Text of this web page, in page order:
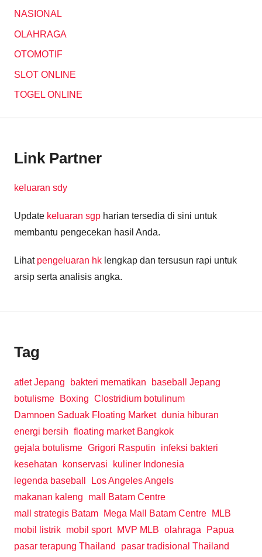
NASIONAL
OLAHRAGA
OTOMOTIF
SLOT ONLINE
TOGEL ONLINE
Link Partner
keluaran sdy
Update keluaran sgp harian tersedia di sini untuk
membantu pengecekan hasil Anda.
Lihat pengeluaran hk lengkap dan tersusun rapi untuk
arsip serta analisis angka.
Tag
atlet Jepang bakteri mematikan
baseball Jepang
botulisme
Boxing Clostridium botulinum
Damnoen Saduak Floating Market dunia hiburan
energi bersih floating market Bangkok
gejala botulisme Grigori Rasputin
infeksi bakteri
kesehatan
konservasi
kuliner Indonesia
legenda baseball
Los Angeles Angels
makanan kaleng
mall Batam Centre
mall strategis Batam
Mega Mall Batam Centre
MLB
mobil listrik mobil sport MVP MLB olahraga
Papua
pasar terapung Thailand
pasar tradisional Thailand